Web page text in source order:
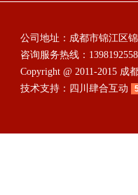
公司地址：成都市锦江区
咨询服务热线：
Copyright @ 2011-2015
技术支持： 四川肆合互动